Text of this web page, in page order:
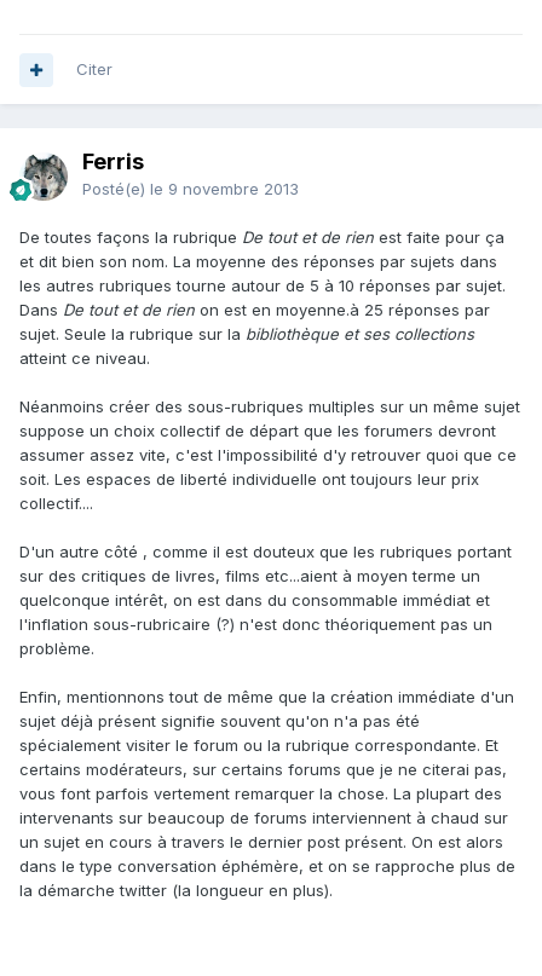
Citer
Ferris
Posté(e) le 9 novembre 2013
De toutes façons la rubrique De tout et de rien est faite pour ça
et dit bien son nom. La moyenne des réponses par sujets dans
les autres rubriques tourne autour de 5 à 10 réponses par sujet.
Dans De tout et de rien on est en moyenne.à 25 réponses par
sujet. Seule la rubrique sur la bibliothèque et ses collections
atteint ce niveau.
Néanmoins créer des sous-rubriques multiples sur un même sujet
suppose un choix collectif de départ que les forumers devront
assumer assez vite, c'est l'impossibilité d'y retrouver quoi que ce
soit. Les espaces de liberté individuelle ont toujours leur prix
collectif....
D'un autre côté , comme il est douteux que les rubriques portant
sur des critiques de livres, films etc...aient à moyen terme un
quelconque intérêt, on est dans du consommable immédiat et
l'inflation sous-rubricaire (?) n'est donc théoriquement pas un
problème.
Enfin, mentionnons tout de même que la création immédiate d'un
sujet déjà présent signifie souvent qu'on n'a pas été
spécialement visiter le forum ou la rubrique correspondante. Et
certains modérateurs, sur certains forums que je ne citerai pas,
vous font parfois vertement remarquer la chose. La plupart des
intervenants sur beaucoup de forums interviennent à chaud sur
un sujet en cours à travers le dernier post présent. On est alors
dans le type conversation éphémère, et on se rapproche plus de
la démarche twitter (la longueur en plus).